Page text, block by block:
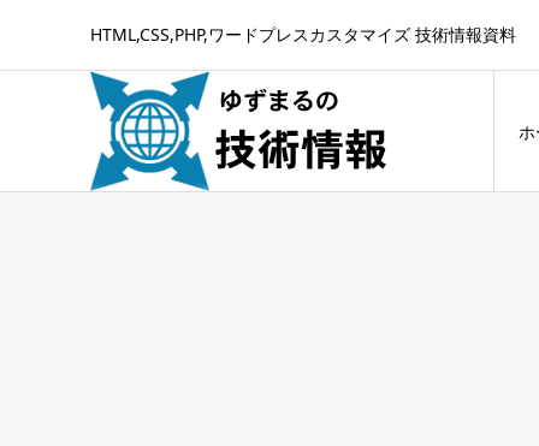
HTML,CSS,PHP,ワードプレスカスタマイズ 技術情報資料